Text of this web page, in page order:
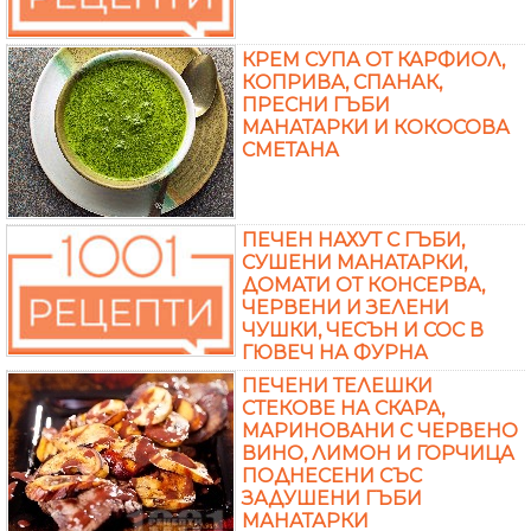
КРЕМ СУПА ОТ КАРФИОЛ,
КОПРИВА, СПАНАК,
ПРЕСНИ ГЪБИ
МАНАТАРКИ И КОКОСОВА
СМЕТАНА
ПЕЧЕН НАХУТ С ГЪБИ,
СУШЕНИ МАНАТАРКИ,
ДОМАТИ ОТ КОНСЕРВА,
ЧЕРВЕНИ И ЗЕЛЕНИ
ЧУШКИ, ЧЕСЪН И СОС В
ГЮВЕЧ НА ФУРНА
ПЕЧЕНИ ТЕЛЕШКИ
СТЕКОВЕ НА СКАРА,
МАРИНОВАНИ С ЧЕРВЕНО
ВИНО, ЛИМОН И ГОРЧИЦА
ПОДНЕСЕНИ СЪС
ЗАДУШЕНИ ГЪБИ
МАНАТАРКИ